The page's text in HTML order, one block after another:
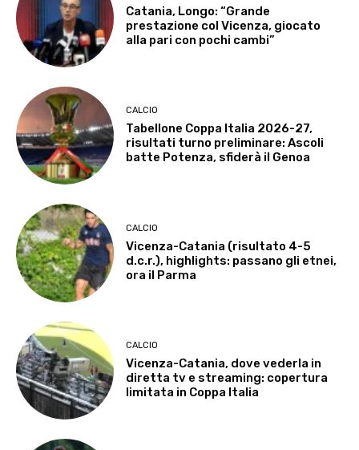
Catania, Longo: “Grande
prestazione col Vicenza, giocato
alla pari con pochi cambi”
CALCIO
Tabellone Coppa Italia 2026-27,
risultati turno preliminare: Ascoli
batte Potenza, sfiderà il Genoa
CALCIO
Vicenza-Catania (risultato 4-5
d.c.r.), highlights: passano gli etnei,
ora il Parma
CALCIO
Vicenza-Catania, dove vederla in
diretta tv e streaming: copertura
limitata in Coppa Italia